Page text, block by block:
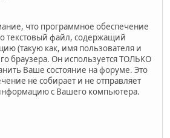
что программное обеспечение
текстовый файл, содержащий
(такую как, имя пользователя и
браузера. Он используется ТОЛЬКО
Ваше состояние на форуме. Это
не собирает и не отправляет
с Вашего компьютера.